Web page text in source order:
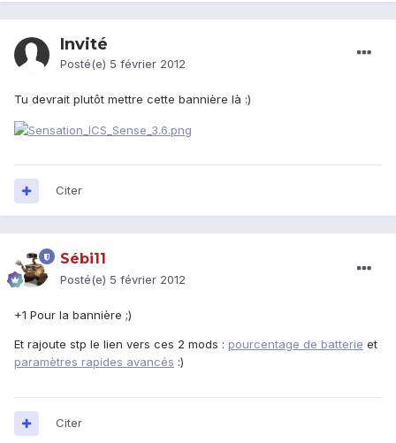
Invité
Posté(e) 5 février 2012
Tu devrait plutôt mettre cette bannière là :)
Citer
Sébi11
Posté(e) 5 février 2012
+1 Pour la bannière ;)
Et rajoute stp le lien vers ces 2 mods : pourcentage de batterie et
paramètres rapides avancés :)
Citer